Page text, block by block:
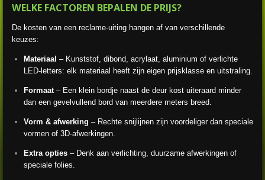
WELKE FACTOREN BEPALEN DE PRIJS?
De kosten van een reclame-uiting hangen af van verschillende
keuzes:
Materiaal – Kunststof, dibond, acrylaat, aluminium of verlichte
LED-letters: elk materiaal heeft zijn eigen prijsklasse en uitstraling.
Formaat– Een klein bordje naast de deur kost uiteraard minder
dan een gevelvullend bord van meerdere meters breed.
Vorm & afwerking – Rechte snijlijnen zijn voordeliger dan speciale
vormen of 3D-afwerkingen.
Extra opties– Denk aan verlichting, duurzame afwerkingen of
speciale folies.